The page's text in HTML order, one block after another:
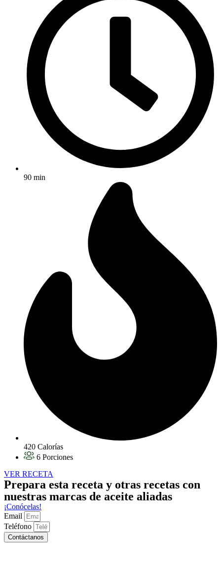
90 min
420 Calorías
6 Porciones
VER RECETA
Prepara esta receta y otras recetas con
nuestras marcas de aceite aliadas
¡Conócelas!
Email
Teléfono
Contáctanos